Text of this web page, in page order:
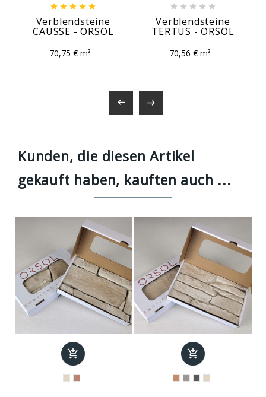
    
Verblendsteine
CAUSSE - ORSOL
70,75 € m²
    
Verblendsteine
TERTUS - ORSOL
70,56 € m²
 
Kunden, die diesen Artikel
gekauft haben, kauften auch ...
 